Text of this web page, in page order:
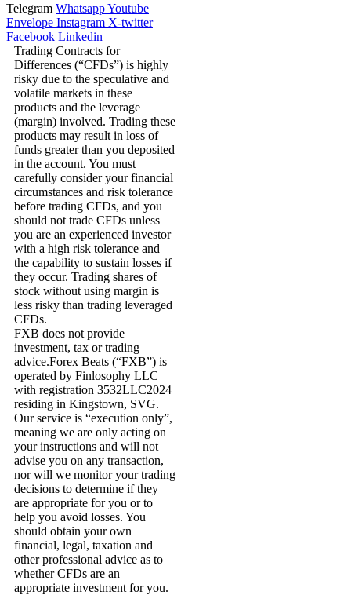
Telegram WhatsappYoutube
Envelope Instagram X-twitter
Facebook Linkedin
Trading Contracts for
Differences (“CFDs”) is highly
risky due to the speculative and
volatile markets in these
products and the leverage
(margin) involved. Trading these
products may result in loss of
funds greater than you deposited
in the account. You must
carefully consider your financial
circumstances and risk tolerance
before trading CFDs, and you
should not trade CFDs unless
you are an experienced investor
with a high risk tolerance and
the capability to sustain losses if
they occur. Trading shares of
stock without using margin is
less risky than trading leveraged
CFDs.
FXB does not provide
investment, tax or trading
advice.Forex Beats (“FXB”) is
operated by Finlosophy LLC
with registration 3532LLC2024
residing in Kingstown, SVG.
Our service is “execution only”,
meaning we are only acting on
your instructions and will not
advise you on any transaction,
nor will we monitor your trading
decisions to determine if they
are appropriate for you or to
help you avoid losses. You
should obtain your own
financial, legal, taxation and
other professional advice as to
whether CFDs are an
appropriate investment for you.